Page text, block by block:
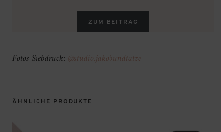
ZUM BEITRAG
Fotos Siebdruck: @studio.jakobundtatze
ÄHNLICHE PRODUKTE